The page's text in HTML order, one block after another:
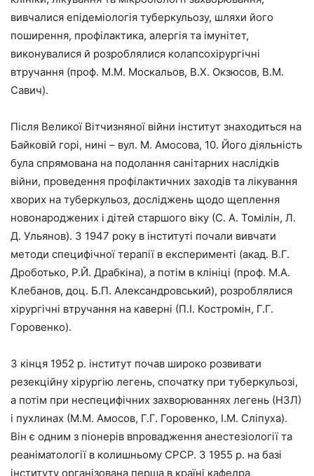
вивчалися епідеміологія туберкульозу, шляхи його
поширення, профілактика, алергія та імунітет,
виконувалися й розроблялися колапсохірургічні
втручання (проф. М.М. Москальов, В.Х. Окзюсов, В.М.
Савич).
Після Великої Вітчизняної війни інститут знаходиться на
Байковій горі, нині – вул. М. Амосова, 10. Його діяльність
була спрямована на подолання санітарних наслідків
війни, проведення профілактичних заходів та лікування
хворих на туберкульоз, досліджень щодо щеплення
новонароджених і дітей старшого віку (С. А. Томілін, Л.
Д. Ульянов). З 1947 року в інституті почали вивчати
методи специфічної терапії в експерименті (акад. В.Г.
Дроботько, Р.Й. Драбкіна), а потім в клініці (проф. М.А.
Клебанов, доц. Б.П. Александровський), розроблялися
хірургічні втручання на каверні (П.І. Костромін, Г.Г.
Горовенко).
З кінця 1952 р. інститут почав широко розвивати
резекційну хірургію легень, спочатку при туберкульозі,
а потім при неспецифічних захворюваннях легень (НЗЛ)
і пухлинах (М.М. Амосов, Г.Г. Горовенко, І.М. Сліпуха).
Він є одним з піонерів впровадження анестезіології та
реаніматології в колишньому СРСР. З 1955 р. на базі
інституту організована перша в країні кафедра